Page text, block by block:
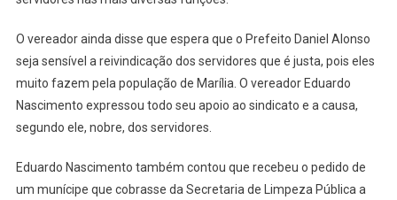
O vereador ainda disse que espera que o Prefeito Daniel Alonso
seja sensível a reivindicação dos servidores que é justa, pois eles
muito fazem pela população de Marília. O vereador Eduardo
Nascimento expressou todo seu apoio ao sindicato e a causa,
segundo ele, nobre, dos servidores.
Eduardo Nascimento também contou que recebeu o pedido de
um munícipe que cobrasse da Secretaria de Limpeza Pública a